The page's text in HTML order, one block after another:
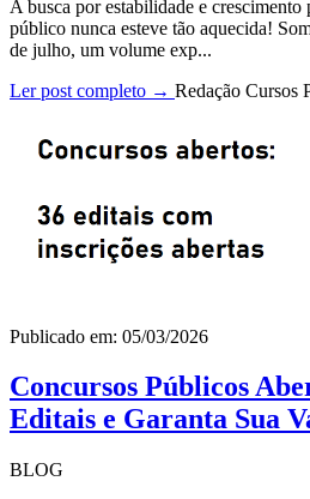
A busca por estabilidade e
público nunca esteve tão aquecida!
de julho, um volume exp...
Ler post completo → Redação Cursos
Publicado em: 05/03/2026
Concursos Públicos
Editais e Garanta Sua
BLOG